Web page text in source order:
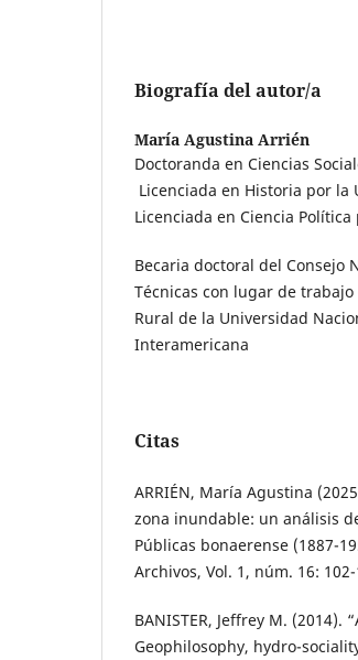
Biografía del autor/a
María Agustina Arrién
Doctoranda en Ciencias
Licenciada en Historia por
Licenciada en Ciencia
Becaria doctoral del Consejo
Técnicas con lugar de
Rural de la Universidad
Interamericana
Citas
ARRIÉN, María Agustina
zona inundable: un análisis
Públicas bonaerense (1887-
Archivos, Vol. 1, núm. 16:
BANISTER, Jeffrey M.
Geophilosophy, hydro-